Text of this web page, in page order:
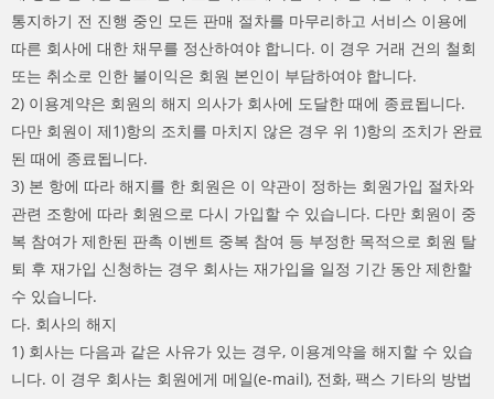
통지하기 전 진행 중인 모든 판매 절차를 마무리하고 서비스 이용에
따른 회사에 대한 채무를 정산하여야 합니다. 이 경우 거래 건의 철회
또는 취소로 인한 불이익은 회원 본인이 부담하여야 합니다.
2) 이용계약은 회원의 해지 의사가 회사에 도달한 때에 종료됩니다.
다만 회원이 제1)항의 조치를 마치지 않은 경우 위 1)항의 조치가 완료
된 때에 종료됩니다.
3) 본 항에 따라 해지를 한 회원은 이 약관이 정하는 회원가입 절차와
관련 조항에 따라 회원으로 다시 가입할 수 있습니다. 다만 회원이 중
복 참여가 제한된 판촉 이벤트 중복 참여 등 부정한 목적으로 회원 탈
퇴 후 재가입 신청하는 경우 회사는 재가입을 일정 기간 동안 제한할
수 있습니다.
다. 회사의 해지
1) 회사는 다음과 같은 사유가 있는 경우, 이용계약을 해지할 수 있습
니다. 이 경우 회사는 회원에게 메일(e-mail), 전화, 팩스 기타의 방법